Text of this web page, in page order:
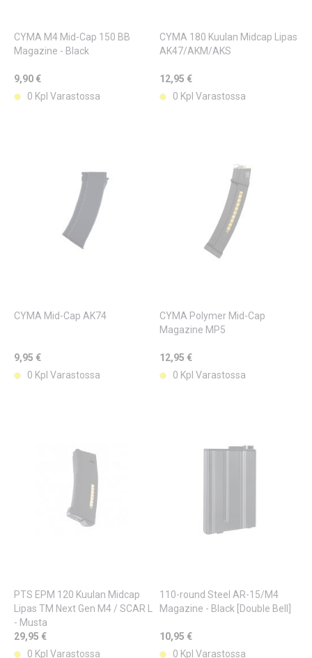
CYMA M4 Mid-Cap 150 BB
Magazine - Black
9,90 €
0 Kpl Varastossa
CYMA 180 Kuulan Midcap Lipas
AK47/AKM/AKS
12,95 €
0 Kpl Varastossa
CYMA Mid-Cap AK74
9,95 €
0 Kpl Varastossa
CYMA Polymer Mid-Cap
Magazine MP5
12,95 €
0 Kpl Varastossa
PTS EPM 120 Kuulan Midcap
Lipas TM Next Gen M4 / SCAR L
- Musta
29,95 €
0 Kpl Varastossa
110-round Steel AR-15/M4
Magazine - Black [Double Bell]
10,95 €
0 Kpl Varastossa